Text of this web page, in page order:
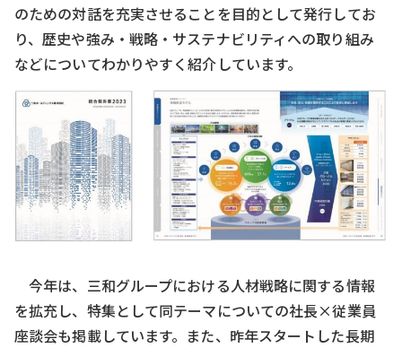
のための対話を充実させることを目的として発行してお
り、歴史や強み・戦略・サステナビリティへの取り組み
などについてわかりやすく紹介しています。
今年は、三和グループにおける人材戦略に関する情報
を拡充し、特集として同テーマについての社長×従業員
座談会も掲載しています。また、昨年スタートした長期